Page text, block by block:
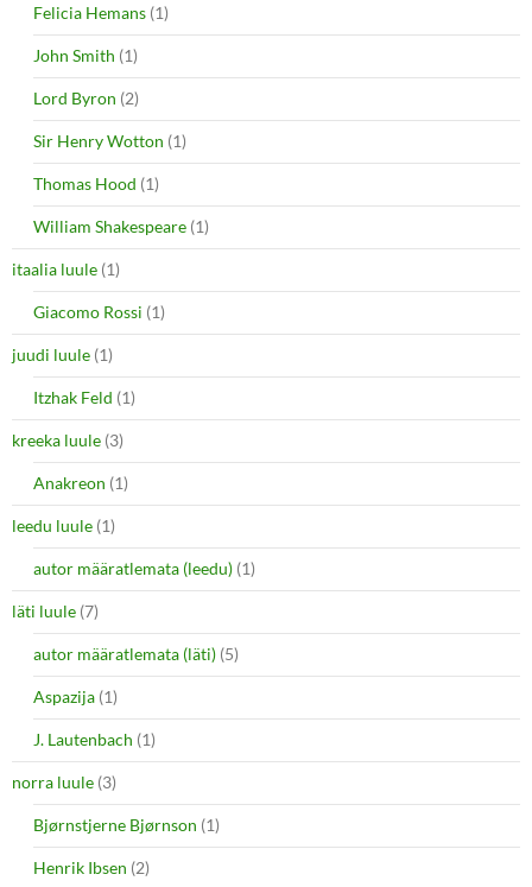
Felicia Hemans (1)
John Smith (1)
Lord Byron (2)
Sir Henry Wotton (1)
Thomas Hood (1)
William Shakespeare (1)
itaalia luule (1)
Giacomo Rossi (1)
juudi luule (1)
Itzhak Feld (1)
kreeka luule (3)
Anakreon (1)
leedu luule (1)
autor määratlemata (leedu) (1)
läti luule (7)
autor määratlemata (läti) (5)
Aspazija (1)
J. Lautenbach (1)
norra luule (3)
Bjørnstjerne Bjørnson (1)
Henrik Ibsen (2)